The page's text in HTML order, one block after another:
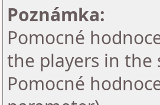
Poznámka:
Pomocné
the players in the
Pomocné